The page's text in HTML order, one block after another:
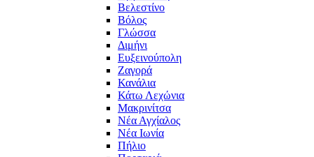
Βελεστίνο
Βόλος
Γλώσσα
Διμήνι
Ευξεινούπολη
Ζαγορά
Κανάλια
Κάτω Λεχώνια
Μακρινίτσα
Νέα Αγχίαλος
Νέα Ιωνία
Πήλιο